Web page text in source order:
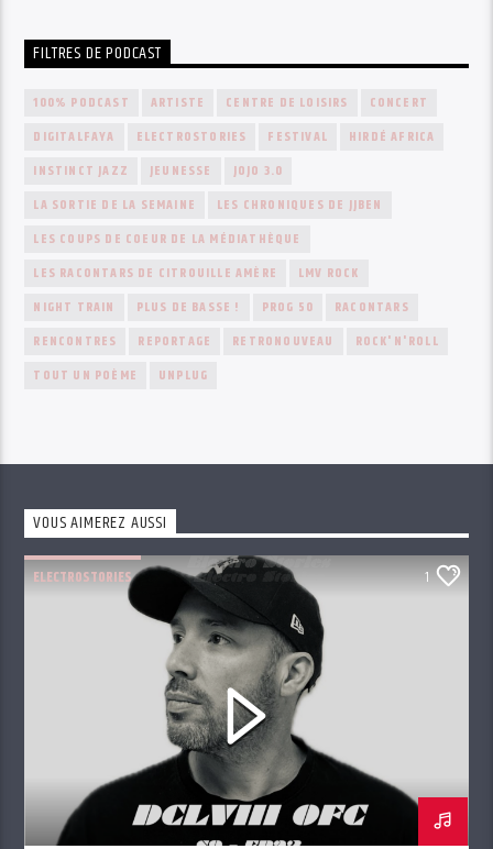
FILTRES DE PODCAST
100% PODCAST ARTISTE CENTRE DE LOISIRS
CONCERT
DIGITALFAYA
ELECTROSTORIES FESTIVAL
HIRDÉ AFRICA
INSTINCT JAZZ
JEUNESSE
JOJO 3.0
LA SORTIE DE LA SEMAINE
LES CHRONIQUES DE JJBEN
LES COUPS DE COEUR DE LA MÉDIATHÈQUE
LES RACONTARS DE CITROUILLE AMÈRE
LMV ROCK
NIGHT TRAIN
PLUS DE BASSE ! PROG 50
RACONTARS
RENCONTRES
REPORTAGE RETRONOUVEAU
ROCK'N'ROLL
TOUT UN POÈME
UNPLUG
VOUS AIMEREZ AUSSI
ELECTROSTORIES 1